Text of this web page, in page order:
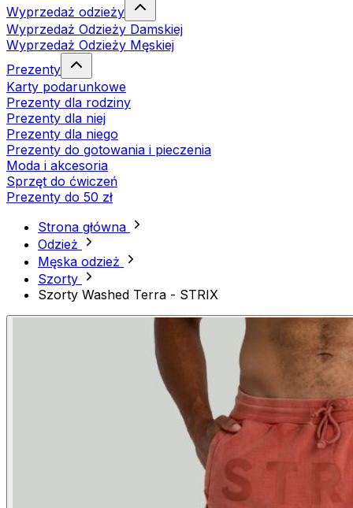
Wyprzedaż odzieży
Wyprzedaż Odzieży Damskiej
Wyprzedaż Odzieży Męskiej
Prezenty
Karty podarunkowe
Prezenty dla rodziny
Prezenty dla niej
Prezenty dla niego
Prezenty do gotowania i pieczenia
Moda i akcesoria
Sprzęt do ćwiczeń
Prezenty do 50 zł
Strona główna
Odzież
Męska odzież
Szorty
Szorty Washed Terra - STRIX